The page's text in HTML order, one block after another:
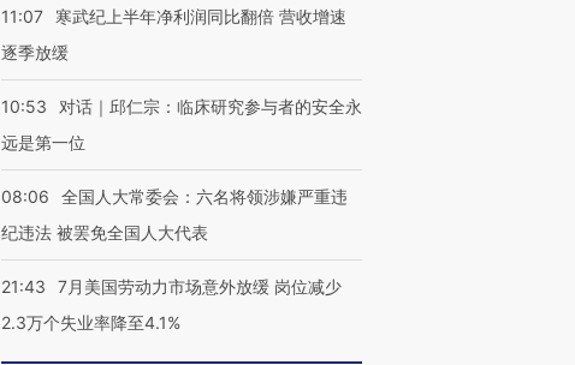
11:07
寒武纪上半年净利润同比翻倍 营收增速
逐季放缓
10:53
对话｜邱仁宗：临床研究参与者的安全永
远是第一位
08:06
全国人大常委会：六名将领涉嫌严重违
纪违法 被罢免全国人大代表
21:43
7月美国劳动力市场意外放缓 岗位减少
2.3万个失业率降至4.1%